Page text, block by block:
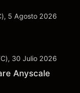
5 Agosto 2026
30 Julio 2026
Anyscale